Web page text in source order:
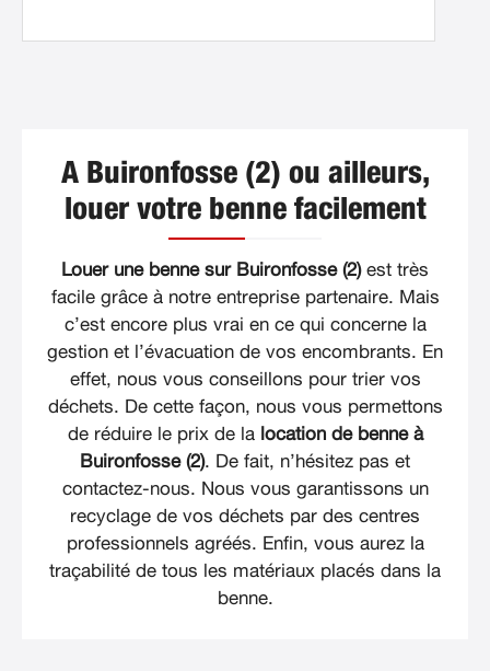
A Buironfosse (2) ou ailleurs,
louer votre benne facilement
Louer une benne sur Buironfosse (2)est très
facile grâce à notre entreprise partenaire. Mais
c’est encore plus vrai en ce qui concerne la
gestion et l’évacuation de vos encombrants. En
effet, nous vous conseillons pour trier vos
déchets. De cette façon, nous vous permettons
de réduire le prix de la location de benne à
Buironfosse (2). De fait, n’hésitez pas et
contactez-nous. Nous vous garantissons un
recyclage de vos déchets par des centres
professionnels agréés. Enfin, vous aurez la
traçabilité de tous les matériaux placés dans la
benne.